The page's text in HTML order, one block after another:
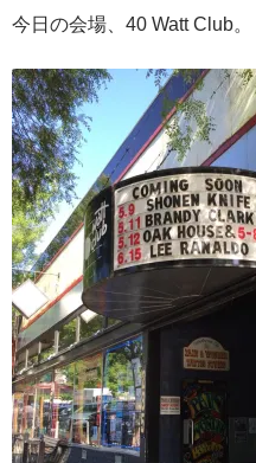
今日の会場、40 Watt Club。